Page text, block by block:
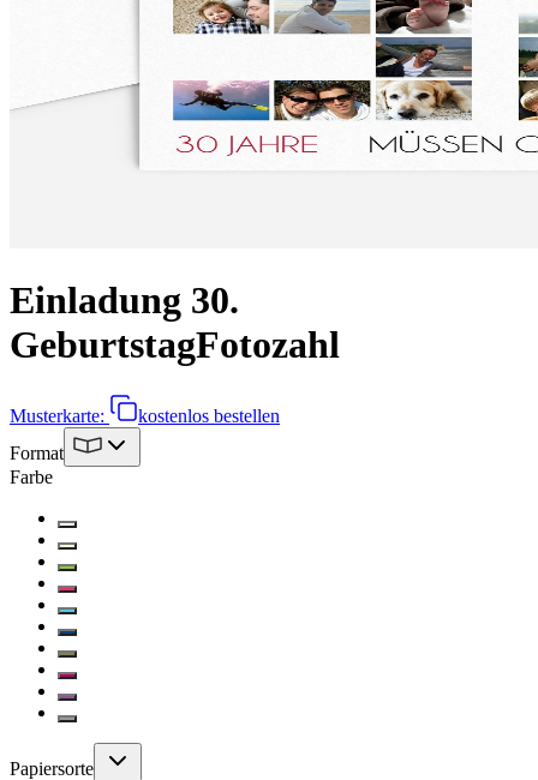
Einladung 30.
GeburtstagFotozahl
Musterkarte:
kostenlos bestellen
Format
Farbe
Papiersorte